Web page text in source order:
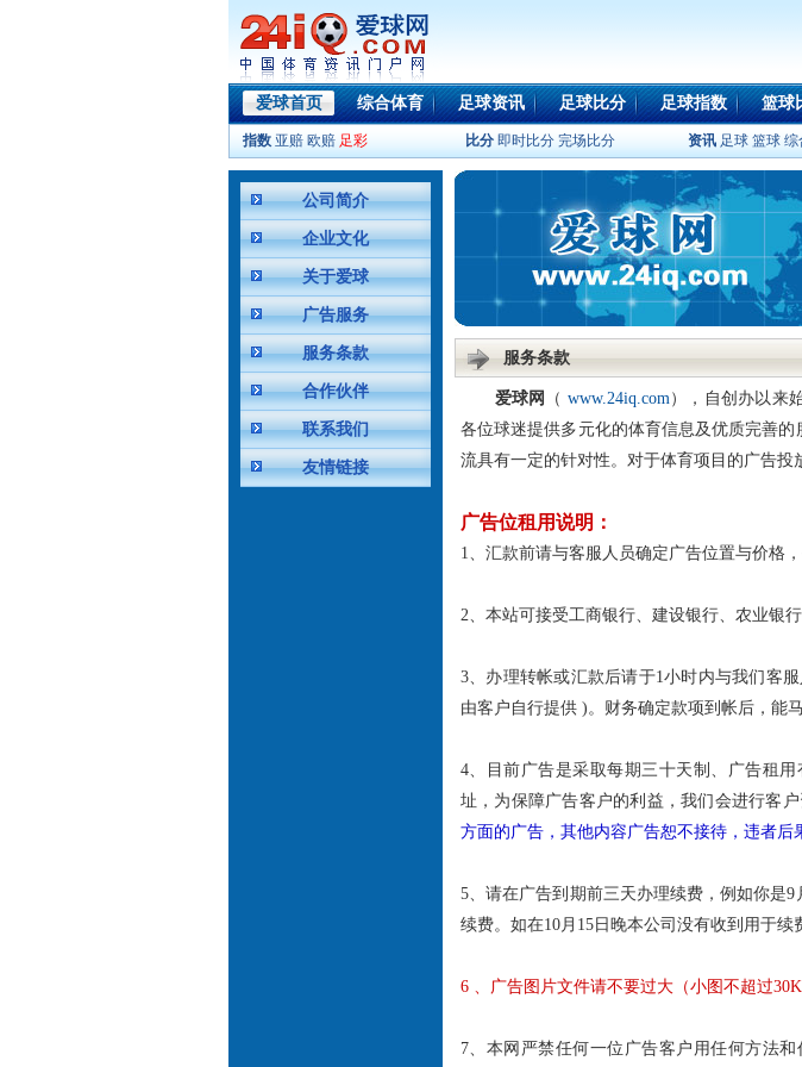
爱球首页 综合体育 足球资讯 足球比分 足球指数 篮球
指数 亚赔 欧赔 足彩 比分 即时比分 完场比分 资讯 足球 篮球 综
公司简介
企业文化
关于爱球
广告服务
服务条款
合作伙伴
联系我们
友情链接
服务条款
爱球网 （ www.24iq.com），自创办以来
各位球迷提供多元化的体育信息及优质完善
流具有一定的针对性。对于体育项目的广告投
广告位租用说明：
1、汇款前请与客服人员确定广告位置与价格
2、本站可接受工商银行、建设银行、农业银
3、办理转帐或汇款后请于1小时内与我们客
由客户自行提供 )。财务确定款项到帐后，能
4、目前广告是采取每期三十天制、广告租
址，为保障广告客户的利益，我们会进行客
方面的广告，其他内容广告恕不接待，违者后
5、请在广告到期前三天办理续费，例如你是
续费。如在10月15日晚本公司没有收到用于
6 、广告图片文件请不要过大（小图不超过
7、本网严禁任何一位广告客户用任何方法